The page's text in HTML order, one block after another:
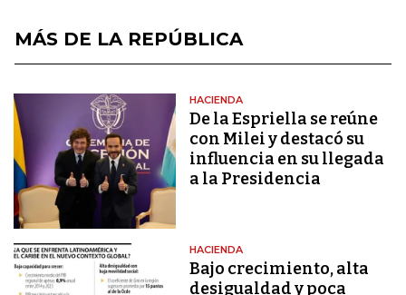
MÁS DE LA REPÚBLICA
HACIENDA
De la Espriella se reúne
con Milei y destacó su
influencia en su llegada
a la Presidencia
HACIENDA
Bajo crecimiento, alta
desigualdad y poca